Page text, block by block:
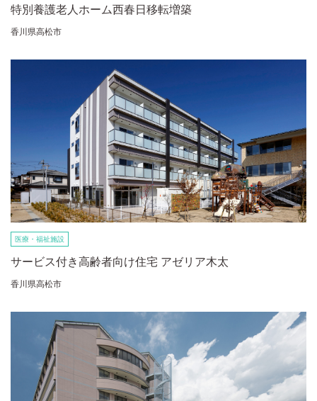
特別養護老人ホーム西春日移転増築
香川県高松市
医療・福祉施設
サービス付き高齢者向け住宅 アゼリア木太
香川県高松市